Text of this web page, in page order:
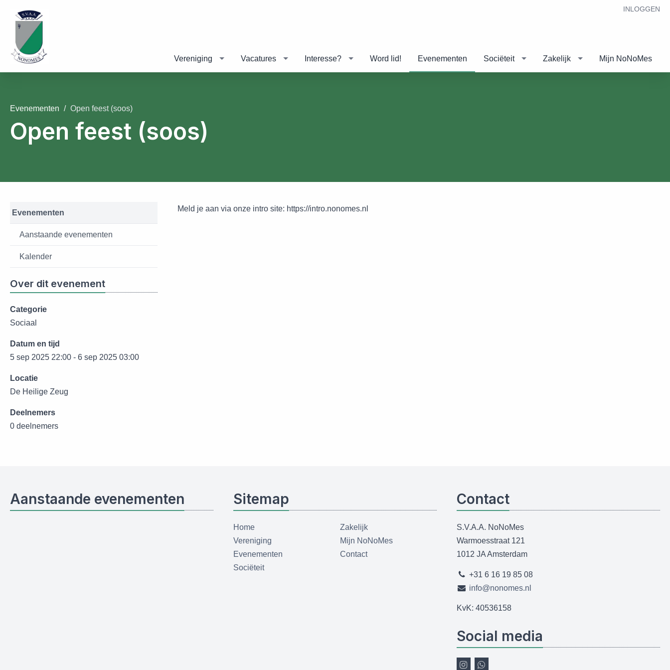
INLOGGEN
Vereniging Vacatures Interesse? Word lid! Evenementen Sociëteit Zakelijk Mijn NoNoMes
Evenementen Open feest (soos)
Open feest (soos)
Evenementen
Aanstaande evenementen
Kalender
Over dit evenement
Categorie
Sociaal
Datum en tijd
5 sep 2025 22:00 - 6 sep 2025 03:00
Locatie
De Heilige Zeug
Deelnemers
0 deelnemers
Meld je aan via onze intro site: https://intro.nonomes.nl
Aanstaande evenementen Sitemap
Home
Vereniging
Evenementen
Sociëteit
Zakelijk
Mijn NoNoMes
Contact
Contact
S.V.A.A. NoNoMes
Warmoesstraat 121
1012 JA Amsterdam
+31 6 16 19 85 08
info@nonomes.nl
KvK: 40536158
Social media